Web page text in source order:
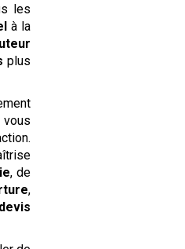
les
à la
plus
, de
,
devis